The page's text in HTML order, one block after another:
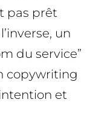
pas prêt
un
du service”
copywriting
et